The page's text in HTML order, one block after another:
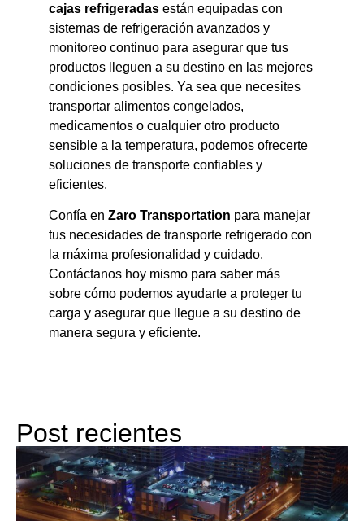
cajas refrigeradas están equipadas con
sistemas de refrigeración avanzados y
monitoreo continuo para asegurar que tus
productos lleguen a su destino en las mejores
condiciones posibles. Ya sea que necesites
transportar alimentos congelados,
medicamentos o cualquier otro producto
sensible a la temperatura, podemos ofrecerte
soluciones de transporte confiables y
eficientes.
Confía en Zaro Transportation para manejar
tus necesidades de transporte refrigerado con
la máxima profesionalidad y cuidado.
Contáctanos hoy mismo para saber más
sobre cómo podemos ayudarte a proteger tu
carga y asegurar que llegue a su destino de
manera segura y eficiente.
Post recientes